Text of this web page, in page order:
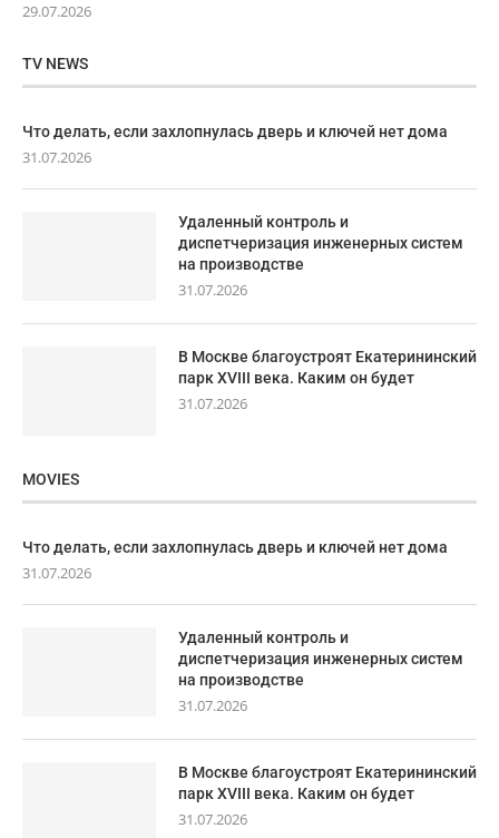
29.07.2026
TV NEWS
Что делать, если захлопнулась дверь и ключей нет дома
31.07.2026
Удаленный контроль и
диспетчеризация инженерных систем
на производстве
31.07.2026
В Москве благоустроят Екатерининский
парк XVIII века. Каким он будет
31.07.2026
MOVIES
Что делать, если захлопнулась дверь и ключей нет дома
31.07.2026
Удаленный контроль и
диспетчеризация инженерных систем
на производстве
31.07.2026
В Москве благоустроят Екатерининский
парк XVIII века. Каким он будет
31.07.2026